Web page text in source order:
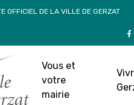
OFFICIEL DE LA VILLE DE GERZAT
Vous et
votre
mairie